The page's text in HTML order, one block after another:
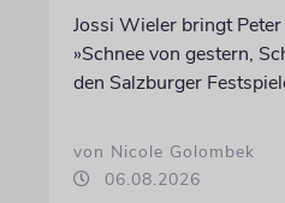
Jossi Wieler bringt
»Schnee von gestern,
den Salzburger
von Nicole Golombek
06.08.2026